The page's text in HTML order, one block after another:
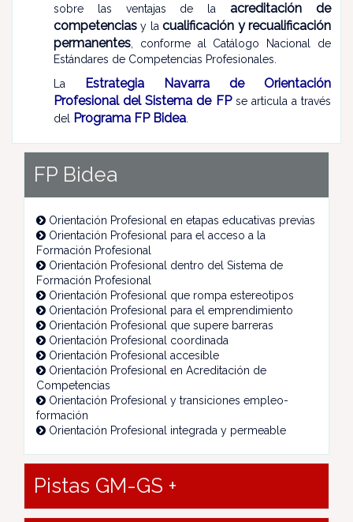
sobre las ventajas de laacreditación de
competencias y lacualificación y recualificación
permanentes , conforme al Catálogo Nacional de
Estándares de Competencias Profesionales.
La
Estrategia Navarra de Orientación
Profesional del Sistema de FPse articula a través
del
Programa FP Bidea
FP Bidea
Orientación Profesional en etapas educativas previas
Orientación Profesional para el acceso a la
Formación Profesional
Orientación Profesional dentro del Sistema de
Formación Profesional
Orientación Profesional que rompa estereotipos
Orientación Profesional para el emprendimiento
Orientación Profesional que supere barreras
Orientación Profesional coordinada
Orientación Profesional accesible
Orientación Profesional en Acreditación de
Competencias
Orientación Profesional y transiciones empleo-
formación
Orientación Profesional integrada y permeable
Pistas GM-GS +